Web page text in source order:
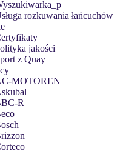
rozkuwania łańcuchów
jakości
z Quay
MOTOREN
R